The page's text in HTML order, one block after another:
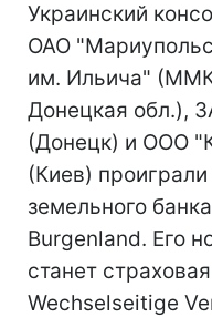
Украинский
ОАО
им. Ильича"
Донецкая обл.),
(Донецк) и ООО
(Киев)
земельного
Burgenland. Его
станет
Wechselseitige